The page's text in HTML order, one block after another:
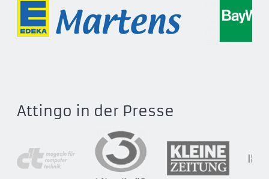
N2B1
N2B1DB2
N4B2
Attingo in der Presse